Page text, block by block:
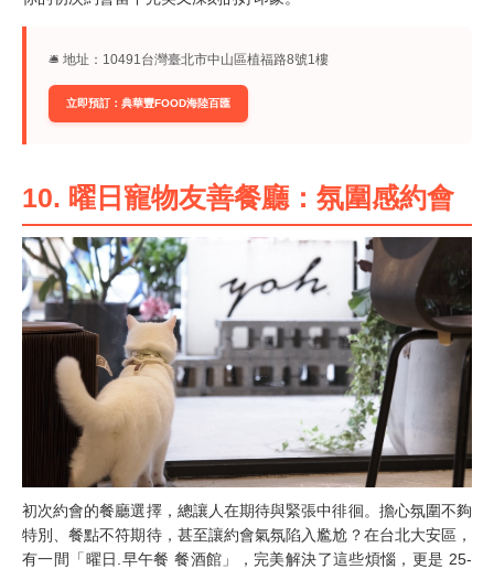
🛎︎ 地址：10491台灣臺北市中山區植福路8號1樓
立即預訂：典華豐FOOD海陸百匯
10. 曜日寵物友善餐廳：氛圍感約會
初次約會的餐廳選擇，總讓人在期待與緊張中徘徊。擔心氛圍不夠
特別、餐點不符期待，甚至讓約會氣氛陷入尷尬？在台北大安區，
有一間「曜日.早午餐 餐酒館」，完美解決了這些煩惱，更是 25-